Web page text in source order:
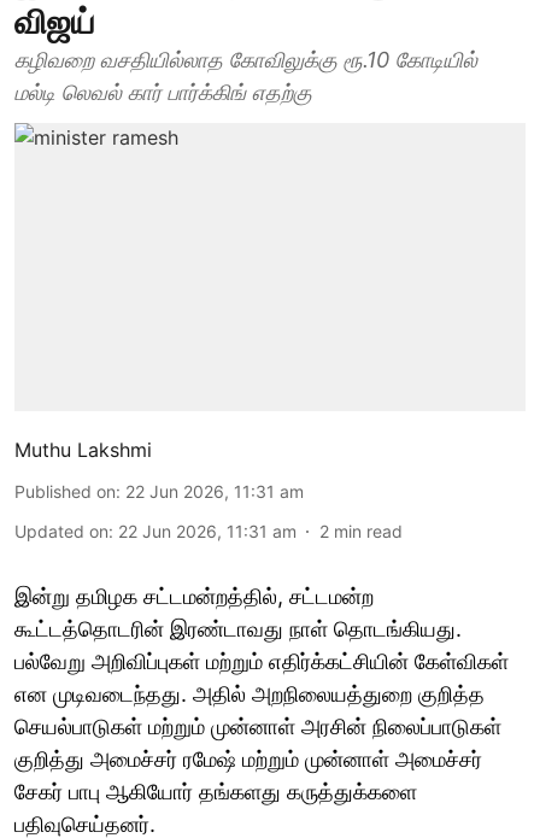
விஜய்
கழிவறை வசதியில்லாத கோவிலுக்கு ரூ.10 கோடியில்
மல்டி லெவல் கார் பார்க்கிங் எதற்கு
Muthu Lakshmi
Published on: 22 Jun 2026, 11:31 am
Updated on: 22 Jun 2026, 11:31 am 2 min read
இன்று தமிழக சட்டமன்றத்தில், சட்டமன்ற
கூட்டத்தொடரின் இரண்டாவது நாள் தொடங்கியது.
பல்வேறு அறிவிப்புகள் மற்றும் எதிர்க்கட்சியின் கேள்விகள்
என முடிவடைந்தது. அதில் அறநிலையத்துறை குறித்த
செயல்பாடுகள் மற்றும் முன்னாள் அரசின் நிலைப்பாடுகள்
குறித்து அமைச்சர் ரமேஷ் மற்றும் முன்னாள் அமைச்சர்
சேகர் பாபு ஆகியோர் தங்களது கருத்துக்களை
பதிவுசெய்தனர்.